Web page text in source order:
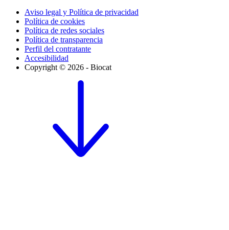
Aviso legal y Política de privacidad
Política de cookies
Política de redes sociales
Política de transparencia
Perfil del contratante
Accesibilidad
Copyright © 2026 - Biocat